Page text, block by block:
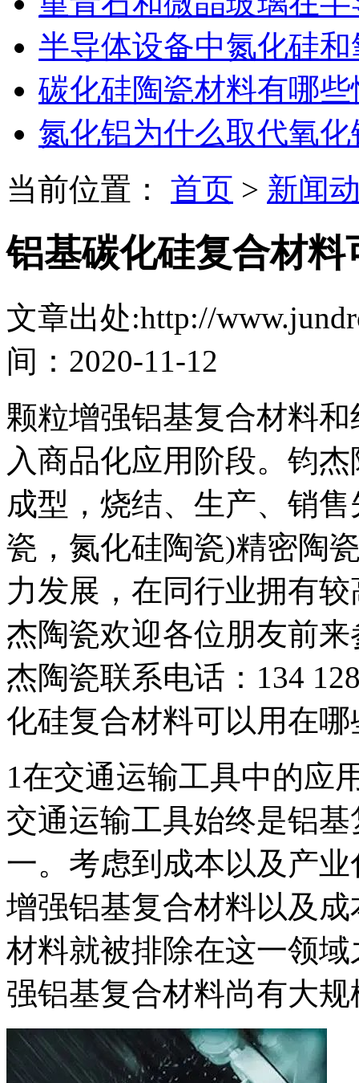
半导体设备中氮化硅
碳化硅陶瓷材料有哪
氮化铝为什么取代氧化
当前位置：
首页 > 新闻
铝基碳化硅复合材
文章出处:http://
间：2020-11-12
颗粒增强铝基复合材料
入商品化应用阶段。钧
成型，烧结、生产、销
瓷，氮化硅陶瓷)精密陶
力发展，在同行业拥有
杰陶瓷欢迎各位朋友前
杰陶瓷联系电话：134
化硅复合材料可以用在哪
1在交通运输工具中的应
交通运输工具始终是铝
一。考虑到成本以及产
增强铝基复合材料以及
材料就被排除在这一领
强铝基复合材料尚有大